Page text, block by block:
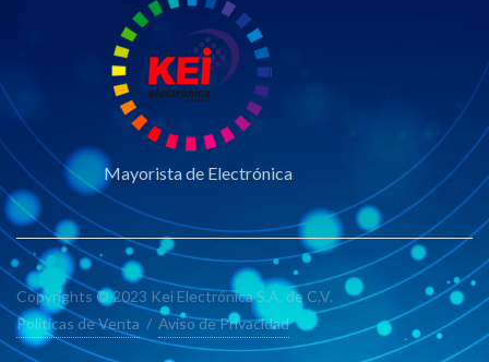
Mayorista de Electrónica
Copyrights © 2023 Kei Electrónica S.A. de C.V.
Políticas de Venta / Aviso de Privacidad